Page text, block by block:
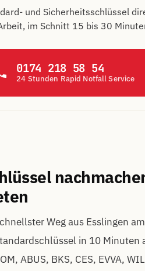
und Sicherheitsschlüssel
im Schnitt 15 bis 30
0174 218 58 54
24 Stunden Rapid Notfall Service
Weg aus Esslingen
in 10 Minuten
ABUS, BKS, CES, EVVA,